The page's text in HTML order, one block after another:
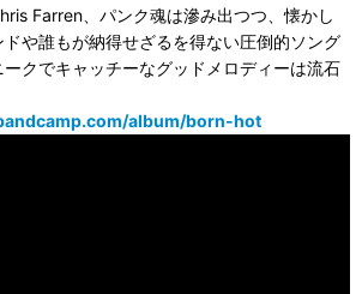
Farren、パンク魂は滲み出つつ、懐かし
や誰もが納得せざるを得ない圧倒的ソング
クでキャッチーなグッドメロディーは流石
album/born-hot